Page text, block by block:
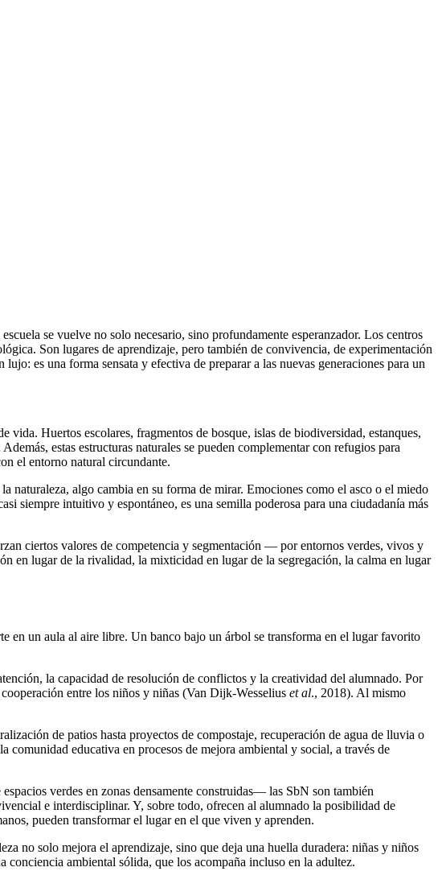
se vuelve no solo necesario, sino profundamente esperanzador. Los centros
Son lugares de aprendizaje, pero también de convivencia, de experimentación
es una forma sensata y efectiva de preparar a las nuevas generaciones para un
Huertos escolares, fragmentos de bosque, islas de biodiversidad, estanques,
estas estructuras naturales se pueden complementar con refugios para
el entorno natural circundante.
naturaleza, algo cambia en su forma de mirar. Emociones como el asco o el miedo
siempre intuitivo y espontáneo, es una semilla poderosa para una ciudadanía más
ciertos valores de competencia y segmentación — por entornos verdes, vivos y
en lugar de la rivalidad, la mixticidad en lugar de la segregación, la calma en lugar
en un aula al aire libre. Un banco bajo un árbol se transforma en el lugar favorito
la capacidad de resolución de conflictos y la creatividad del alumnado. Por
entre los niños y niñas (Van Dijk-Wesselius et al., 2018). Al mismo
de patios hasta proyectos de compostaje, recuperación de agua de lluvia o
educativa en procesos de mejora ambiental y social, a través de
verdes en zonas densamente construidas— las SbN son también
e interdisciplinar. Y, sobre todo, ofrecen al alumnado la posibilidad de
pueden transformar el lugar en el que viven y aprenden.
no solo mejora el aprendizaje, sino que deja una huella duradera: niñas y niños
conciencia ambiental sólida, que los acompaña incluso en la adultez.